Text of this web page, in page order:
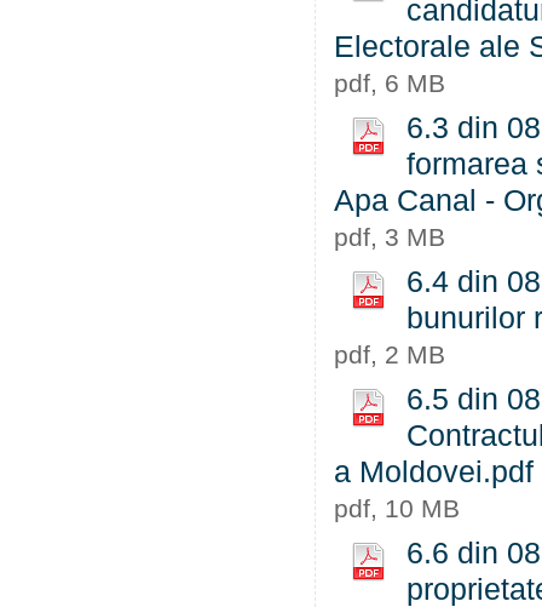
Electorale ale
pdf, 6 MB
6.3 din
formarea
Apa Canal -
pdf, 3 MB
6.4 din
bunurilor
pdf, 2 MB
6.5 din
a Moldovei.pdf
pdf, 10 MB
6.6 din